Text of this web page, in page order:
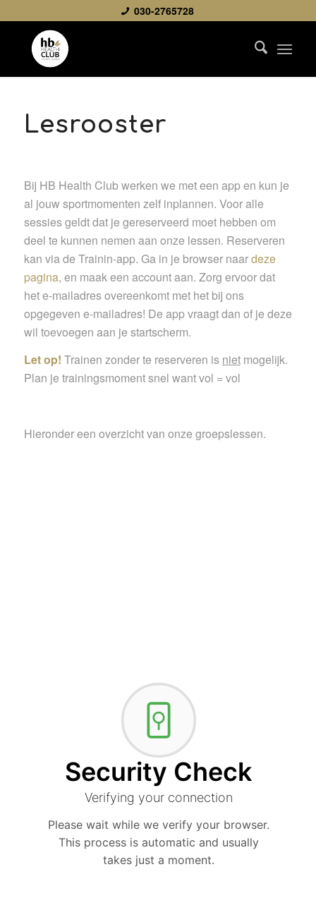
030-2765728
Lesrooster
Bij HB Health Club werken we met een app en kun je
al jouw sportmomenten zelf inplannen. Voor alle
sessies geldt dat je gereserveerd moet hebben om
deel te kunnen nemen aan onze lessen. Reserveren
kan via de Trainin-app. Ga in je browser naardeze
pagina, en maak een account aan. Zorg ervoor dat
het e-mailadres overeenkomt met het bij ons
opgegeven e-mailadres! De app vraagt dan of je deze
wil toevoegen aan je startscherm.
Let op! Trainen zonder te reserveren is nietmogelijk.
Plan je trainingsmoment snel want vol = vol
Hieronder een overzicht van onze groepslessen.